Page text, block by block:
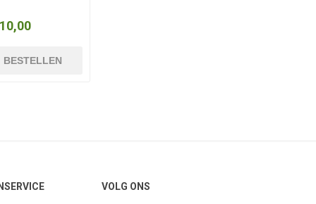
BESTELLEN
VOLG ONS